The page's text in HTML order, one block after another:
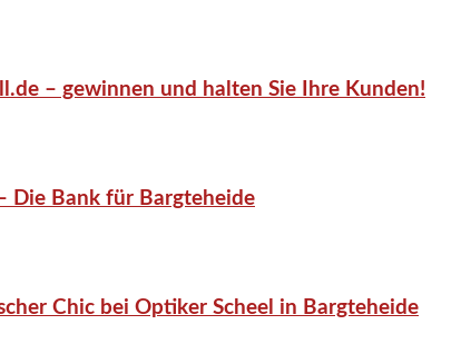
– gewinnen und halten Sie Ihre Kunden!
Die Bank für Bargteheide
Chic bei Optiker Scheel in Bargteheide